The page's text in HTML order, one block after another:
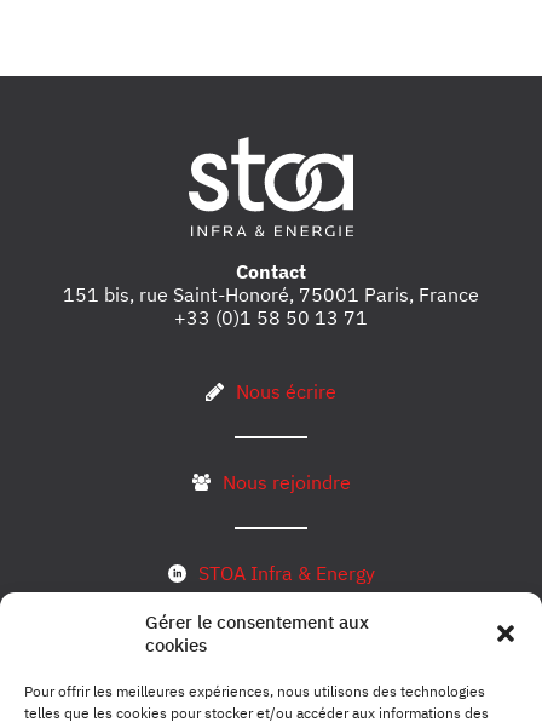
Gérer le consentement aux
cookies
Pour offrir les meilleures expériences, nous utilisons des technologies
telles que les cookies pour stocker et/ou accéder aux informations des
Contact
151 bis, rue Saint-Honoré, 75001 Paris, France
+33 (0)1 58 50 13 71
Nous écrire
Nous rejoindre
STOA Infra & Energy